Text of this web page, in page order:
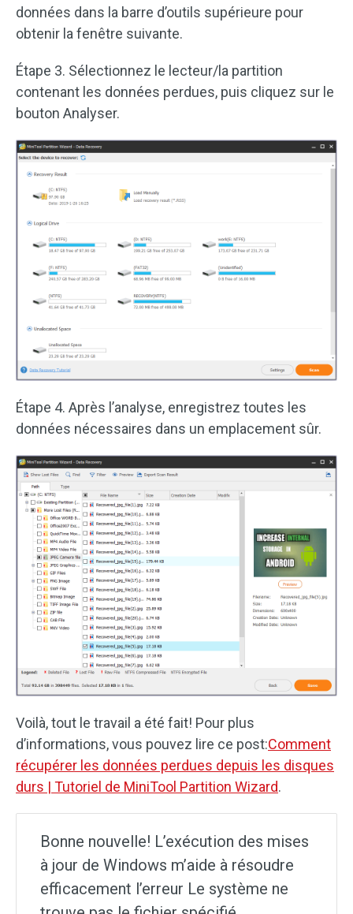
données dans la barre d’outils supérieure pour
obtenir la fenêtre suivante.
Étape 3. Sélectionnez le lecteur/la partition
contenant les données perdues, puis cliquez sur le
bouton Analyser.
Étape 4. Après l’analyse, enregistrez toutes les
données nécessaires dans un emplacement sûr.
Voilà, tout le travail a été fait! Pour plus
d’informations, vous pouvez lire ce post:Comment
récupérer les données perdues depuis les disques
durs | Tutoriel de MiniTool Partition Wizard.
Bonne nouvelle! L’exécution des mises
à jour de Windows m’aide à résoudre
efficacement l’erreur Le système ne